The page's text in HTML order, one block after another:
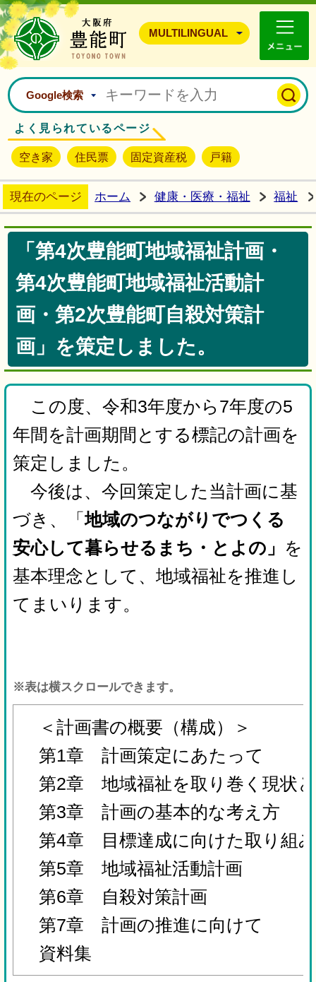
豊能町ホームページ
MULTILINGUAL
Google検索
よく見られているページ
空き家 住民票 固定資産税 戸籍
現在のページ ホーム 健康・医療・福祉 福祉
「第4次豊能町地域福祉計画・
第4次豊能町地域福祉活動計
画・第2次豊能町自殺対策計
画」を策定しました。
この度、令和3年度から7年度の5
年間を計画期間とする標記の計画を
策定しました。
今後は、今回策定した当計画に基
づき、「地域のつながりでつくる
安心して暮らせるまち・とよの」 を
基本理念として、地域福祉を推進し
てまいります。
※表は横スクロールできます。
＜計画書の概要（構成）＞
第1章 計画策定にあたって
第2章 地域福祉を取り巻く現状
第3章 計画の基本的な考え方
第4章 目標達成に向けた取り組
第5章 地域福祉活動計画
第6章 自殺対策計画
第7章 計画の推進に向けて
資料集